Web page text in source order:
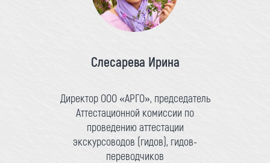
Слесарева Ирина
Директор ООО «АРГО», председатель
Аттестационной комиссии по
проведению аттестации
экскурсоводов (гидов), гидов-
переводчиков